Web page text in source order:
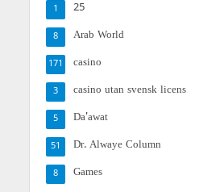
25
1
Arab World
8
casino
171
casino utan svensk licens
3
Da'awat
5
Dr. Alwaye Column
51
Games
8